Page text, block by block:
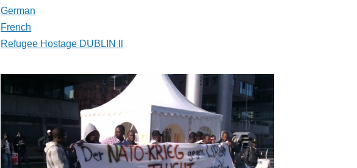
German
French
Refugee Hostage DUBLIN ll